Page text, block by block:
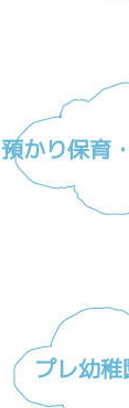
預かり保育
プレ幼稚